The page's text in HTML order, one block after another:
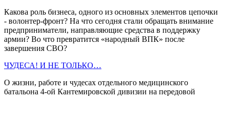
Какова роль бизнеса, одного из основных элементов цепочки
- волонтер-фронт? На что сегодня стали обращать внимание
предприниматели, направляющие средства в поддержку
армии? Во что превратится «народный ВПК» после
завершения СВО?
ЧУДЕСА! И НЕ ТОЛЬКО…
О жизни, работе и чудесах отдельного медицинского
батальона 4-ой Кантемировской дивизии на передовой